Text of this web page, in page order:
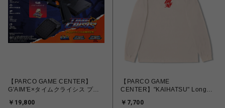
【PARCO GAME CENTER】
G'AIM'E×タイムクライシス プレ
￥19,800
【PARCO GAME
CENTER】"KAIHATSU" Long
￥7,700